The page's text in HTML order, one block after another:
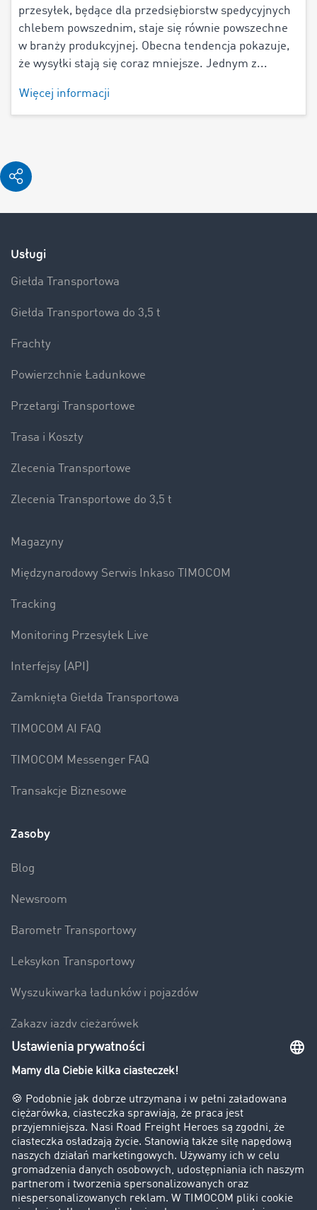
przesyłek, będące dla przedsiębiorstw spedycyjnych
chlebem powszednim, staje się równie powszechne
w branży produkcyjnej. Obecna tendencja pokazuje,
że wysyłki stają się coraz mniejsze. Jednym z...
Więcej informacji
Usługi
Giełda Transportowa
Giełda Transportowa do 3,5 t
Frachty
Powierzchnie Ładunkowe
Przetargi Transportowe
Trasa i Koszty
Zlecenia Transportowe
Zlecenia Transportowe do 3,5 t
Magazyny
Międzynarodowy Serwis Inkaso TIMOCOM
Tracking
Monitoring Przesyłek Live
Interfejsy (API)
Zamknięta Giełda Transportowa
TIMOCOM AI FAQ
TIMOCOM Messenger FAQ
Transakcje Biznesowe
Zasoby
Blog
Newsroom
Barometr Transportowy
Leksykon Transportowy
Wyszukiwarka ładunków i pojazdów
Zakazy jazdy ciężarówek
Bezpieczeństwo
Firma
Historie sukcesu
Klienci pozyskują nowych klientów
Informacje prawne